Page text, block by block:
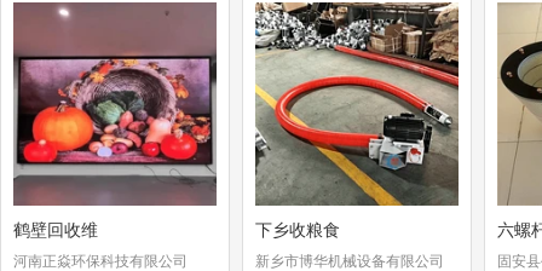
鹤壁回收维
河南正焱环保科技有限公司
下乡收粮食
新乡市博华机械设备有限公司
六螺
固安